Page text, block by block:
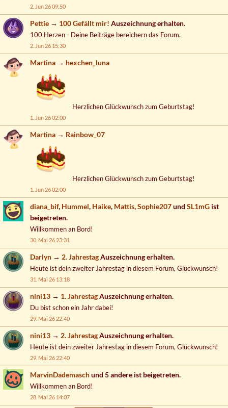
2. Jun 26 09:50
Pettie → 100 Gefällt mir! Auszeichnung erhalten.
100 Herzen - Deine Beiträge bereichern das Forum.
2. Jun 26 15:30
Martina → hexchen_luna
Herzlichen Glückwunsch zum Geburtstag!
1. Jun 26 02:00
Martina → Rainbow_07
Herzlichen Glückwunsch zum Geburtstag!
1. Jun 26 02:00
diana_bif, Hummel, Haike, Mattis,Sophie207und SL1mG ist
beigetreten.
Willkommen an Bord!
30. Mai 26 23:31
Darlyn → 2. JahrestagAuszeichnung erhalten.
Heute ist dein zweiter Jahrestag in diesem Forum, Glückwunsch!
31. Mai 26 13:18
nini13 → 1. JahrestagAuszeichnung erhalten.
Du bist schon ein Jahr dabei!
29. Mai 26 22:40
nini13 → 2. JahrestagAuszeichnung erhalten.
Heute ist dein zweiter Jahrestag in diesem Forum, Glückwunsch!
29. Mai 26 22:40
MarvinDademaschund 5 andere ist beigetreten.
Willkommen an Bord!
28. Mai 26 14:07